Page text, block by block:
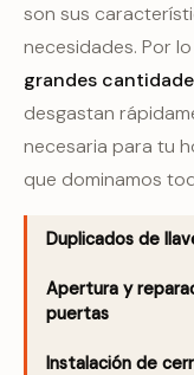
son sus
necesidades. Por
grandes
desgastan
necesaria para tu
que dominamos
Duplicados de
Apertura y
puertas
Instalación de